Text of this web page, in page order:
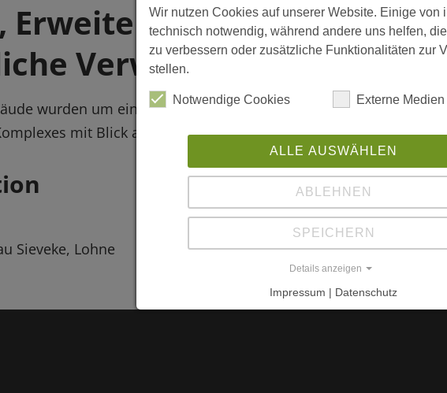
Erweiterung Institut für
Verwaltung
wurden um ein Seminargebäude erweitert. Es liegt auf der
mit Blick auf einen Teich.
Sieveke, Lohne
Wir nutzen Cookies auf unserer Website. Einige von
technisch notwendig, während andere uns helfen,
zu verbessern oder zusätzliche Funktionalitäten zur
stellen.
Notwendige Cookies Externe Medien
ALLE AUSWÄHLEN
ABLEHNEN
SPEICHERN
Details anzeigen
Impressum | Datenschutz